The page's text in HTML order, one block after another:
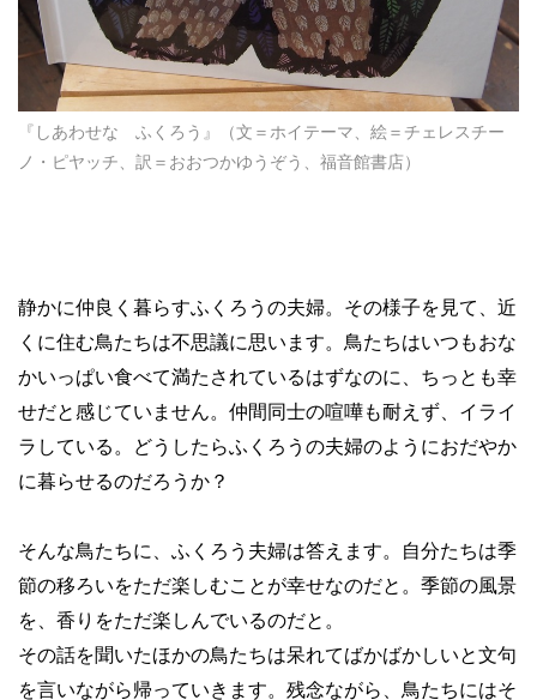
『しあわせな ふくろう』（文＝ホイテーマ、絵＝チェレスチー
ノ・ピヤッチ、訳＝おおつかゆうぞう、福音館書店）
静かに仲良く暮らすふくろうの夫婦。その様子を見て、近
くに住む鳥たちは不思議に思います。鳥たちはいつもおな
かいっぱい食べて満たされているはずなのに、ちっとも幸
せだと感じていません。仲間同士の喧嘩も耐えず、イライ
ラしている。どうしたらふくろうの夫婦のようにおだやか
に暮らせるのだろうか？
そんな鳥たちに、ふくろう夫婦は答えます。自分たちは季
節の移ろいをただ楽しむことが幸せなのだと。季節の風景
を、香りをただ楽しんでいるのだと。
その話を聞いたほかの鳥たちは呆れてばかばかしいと文句
を言いながら帰っていきます。残念ながら、鳥たちにはそ